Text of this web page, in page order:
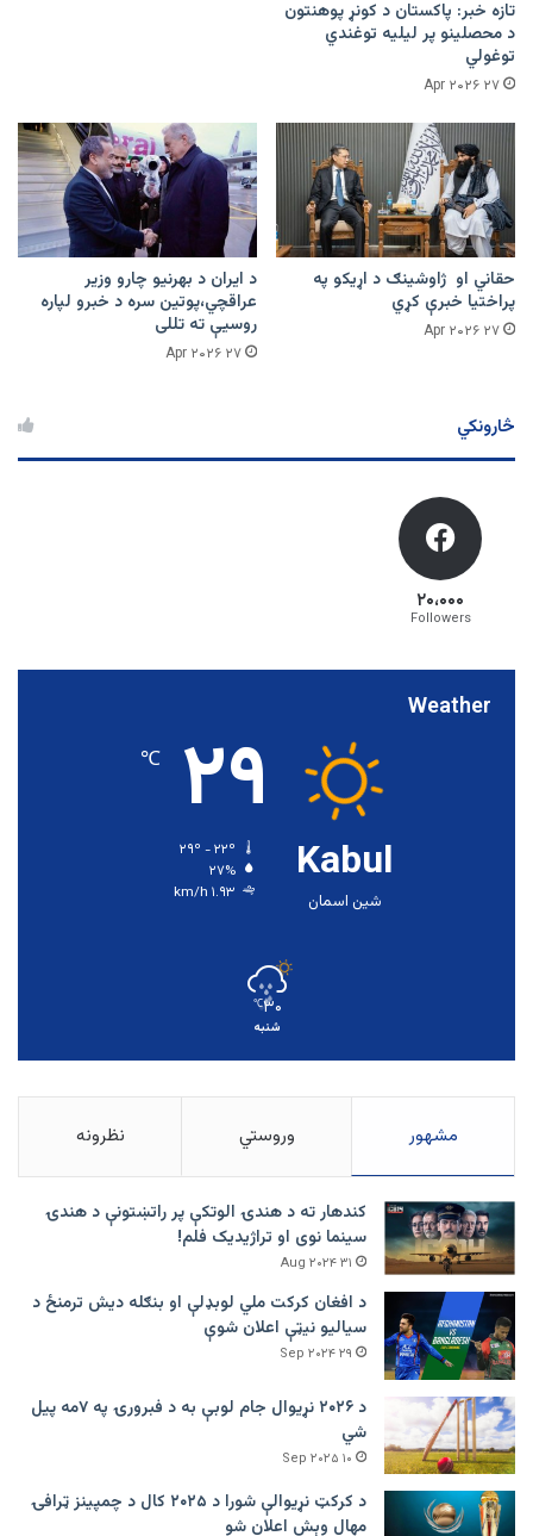
تازه خبر: پاکستان د کونړ پوهنتون
د محصلینو پر لیلیه توغندي
توغولي
۲۷ Apr ۲۰۲۶
حقاني او ژاوشینګ د اړیکو په
پراختیا خبرې کړي
۲۷ Apr ۲۰۲۶
د ایران د بهرنیو چارو وزیر
عراقچي،پوتین سره د خبرو لپاره
روسیې ته تللی
۲۷ Apr ۲۰۲۶
څارونکي
۲۰،۰۰۰
Followers
Weather
Kabul
شین اسمان
۲۹ ℃
۲۷%
۱.۹۳ km/h
۳۰℃
شنبه
مشهور وروستي نظرونه
کندهار ته د هندۍ الوتکې پر راتښتونې د هندۍ
سینما نوی او تراژيديک فلم!
۳۱ Aug ۲۰۲۴
د افغان کرکت ملي لوبډلې او بنګله دیش ترمنځ د
سیالیو نیټې اعلان شوې
۲۹ Sep ۲۰۲۴
د ۲۰۲۶ نړیوال جام لوبې به د فبرورۍ په ۷مه پیل
شي
۱۰ Sep ۲۰۲۵
د کرکټ نړیوالې شورا د ۲۰۲۵ کال د چمپینز ټرافۍ
مهال وېش اعلان شو